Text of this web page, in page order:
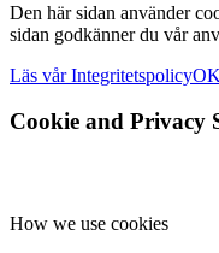
Den här sidan använder
sidan godkänner du vår
Läs vår IntegritetspolicyOK
Cookie and Privacy
How we use cookies